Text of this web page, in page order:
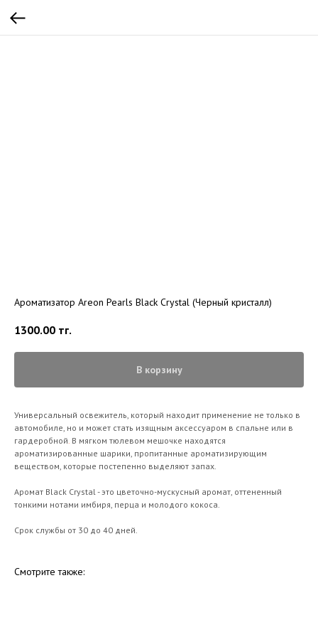
Ароматизатор Areon Pearls Black Crystal (Черный кристалл)
1300.00 тг.
В корзину
Универсальный освежитель, который находит применение не только в
автомобиле, но и может стать изящным аксессуаром в спальне или в
гардеробной В мягком тюлевом мешочке находятся
ароматизированные шарики, пропитанные ароматизирующим
веществом, которые постепенно выделяют запах.
Аромат Black Crystal - это цветочно-мускусный аромат, оттененный
тонкими нотами имбиря, перца и молодого кокоса.
Срок службы от 30 до 40 дней.
Смотрите также: